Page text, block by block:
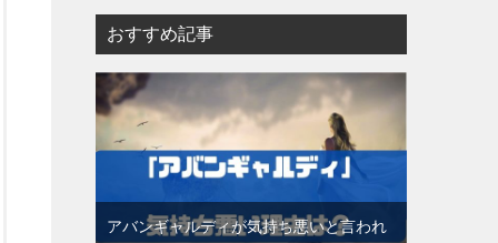
おすすめ記事
アバンギャルディが気持ち悪いと言われ